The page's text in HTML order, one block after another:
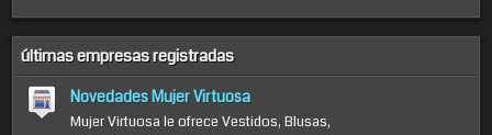
últimas empresas registradas
Novedades Mujer Virtuosa
Mujer Virtuosa le ofrece Vestidos, Blusas,